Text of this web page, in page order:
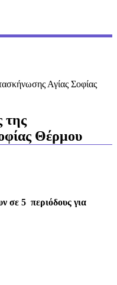
Αγίας Σοφίας
της
Θέρμου
σε 5 περιόδους για